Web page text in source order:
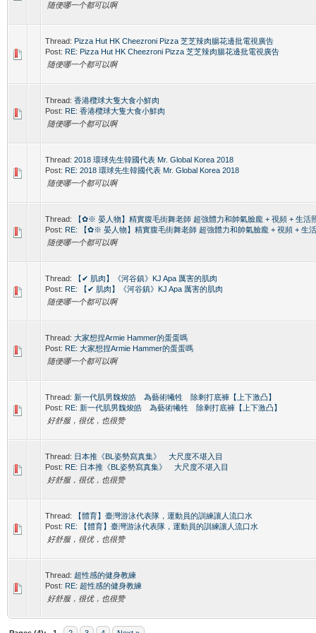
随便哪一个都可以啊
Thread: Pizza Hut HK Cheezroni Pizza 芝芝辣肉腸花邊批電視廣告
Post: RE: Pizza Hut HK Cheezroni Pizza 芝芝辣肉腸花邊批電視廣告
随便哪一个都可以啊
Thread: 香港欖球大隻大食小鮮肉
Post: RE: 香港欖球大隻大食小鮮肉
随便哪一个都可以啊
Thread: 2018 環球先生韓國代表 Mr. Global Korea 2018
Post: RE: 2018 環球先生韓國代表 Mr. Global Korea 2018
随便哪一个都可以啊
Thread:
【✿※ 晏人物】精實腹毛街舞老師 超強體力和帥氣臉龐 + 視頻 + 生活
Post: RE: 【✿※ 晏人物】精實腹毛街舞老師 超強體力和帥氣臉龐 + 視頻 + 生
随便哪一个都可以啊
Thread:
【✔ 肌肉】《河谷鎮》KJ Apa 厲害的肌肉
Post: RE: 【✔ 肌肉】《河谷鎮》KJ Apa 厲害的肌肉
随便哪一个都可以啊
Thread: 大家想捏Armie Hammer的蛋蛋嗎
Post: RE: 大家想捏Armie Hammer的蛋蛋嗎
随便哪一个都可以啊
Thread: 新一代肌男魏焌皓 為藝術犧牲 除剩打底褲【上下激凸】
Post: RE: 新一代肌男魏焌皓 為藝術犧牲 除剩打底褲【上下激凸】
好舒服，很优，也很赞
Thread: 日本推《BL姿勢寫真集》 大尺度不堪入目
Post: RE: 日本推《BL姿勢寫真集》 大尺度不堪入目
好舒服，很优，也很赞
Thread:
【體育】臺灣游泳代表隊，運動員的訓練讓人流口水
Post: RE: 【體育】臺灣游泳代表隊，運動員的訓練讓人流口水
好舒服，很优，也很赞
Thread: 超性感的健身教練
Post: RE: 超性感的健身教練
好舒服，很优，也很赞